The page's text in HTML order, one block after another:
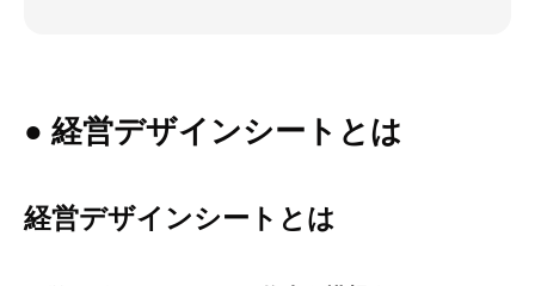
● 経営デザインシートとは
経営デザインシートとは